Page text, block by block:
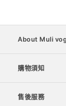
About Muli
購物須知
售後服務